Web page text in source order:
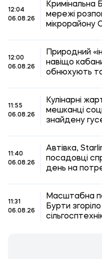
12:04
06.08.26
Кримінальна
мережі
мікрорайону
12:00
06.08.26
Природний
навіщо
обнюхують
11:55
06.08.26
Кулінарні
мешканці
знайдену
11:40
06.08.26
Автівка,
посадовці
день на
11:31
06.08.26
Масштабна
Бурти